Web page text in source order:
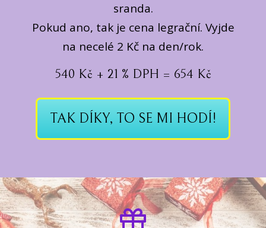
sranda.
Pokud ano, tak je cena legrační. Vyjde
na necelé 2 Kč na den/rok.
540 Kč + 21 % DPH = 654 Kč
TAK DÍKY, TO SE MI HODÍ!